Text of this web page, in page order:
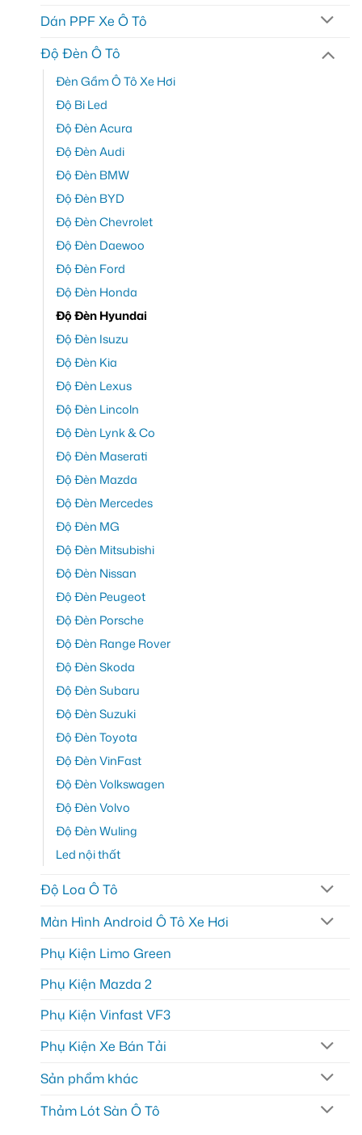
Dán PPF Xe Ô Tô
Độ Đèn Ô Tô
Đèn Gầm Ô Tô Xe Hơi
Độ Bi Led
Độ Đèn Acura
Độ Đèn Audi
Độ Đèn BMW
Độ Đèn BYD
Độ Đèn Chevrolet
Độ Đèn Daewoo
Độ Đèn Ford
Độ Đèn Honda
Độ Đèn Hyundai
Độ Đèn Isuzu
Độ Đèn Kia
Độ Đèn Lexus
Độ Đèn Lincoln
Độ Đèn Lynk & Co
Độ Đèn Maserati
Độ Đèn Mazda
Độ Đèn Mercedes
Độ Đèn MG
Độ Đèn Mitsubishi
Độ Đèn Nissan
Độ Đèn Peugeot
Độ Đèn Porsche
Độ Đèn Range Rover
Độ Đèn Skoda
Độ Đèn Subaru
Độ Đèn Suzuki
Độ Đèn Toyota
Độ Đèn VinFast
Độ Đèn Volkswagen
Độ Đèn Volvo
Độ Đèn Wuling
Led nội thất
Độ Loa Ô Tô
Màn Hình Android Ô Tô Xe Hơi
Phụ Kiện Limo Green
Phụ Kiện Mazda 2
Phụ Kiện Vinfast VF3
Phụ Kiện Xe Bán Tải
Sản phẩm khác
Thảm Lót Sàn Ô Tô